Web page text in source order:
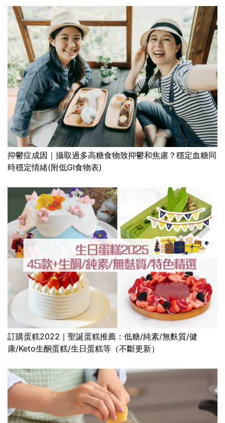
抑鬱症成因｜攝取過多高糖食物致抑鬱和焦慮？穩定血糖同
時穩定情緒(附低GI食物表)
訂購蛋糕2022｜聖誕蛋糕推薦：低糖/純素/無麩質/健
康/Keto生酮蛋糕/生日蛋糕等（不斷更新）